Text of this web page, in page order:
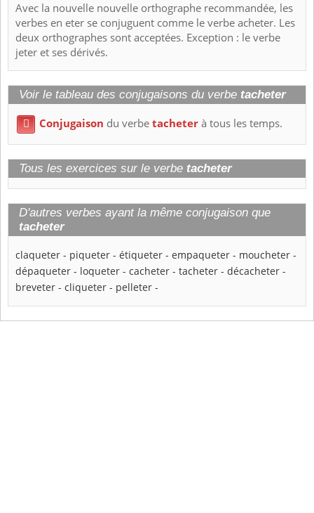
Avec la nouvelle nouvelle orthographe recommandée, les
verbes en eter se conjuguent comme le verbe acheter. Les
deux orthographes sont acceptées. Exception : le verbe
jeter et ses dérivés.
Voir le tableau des conjugaisons du verbe tacheter
 Conjugaison du verbetacheterà tous les temps.
Tous les exercices sur le verbe tacheter
D'autres verbes ayant la même conjugaison que
tacheter
claqueter - piqueter - étiqueter - empaqueter - moucheter -
dépaqueter - loqueter - cacheter - tacheter - décacheter -
breveter - cliqueter - pelleter -